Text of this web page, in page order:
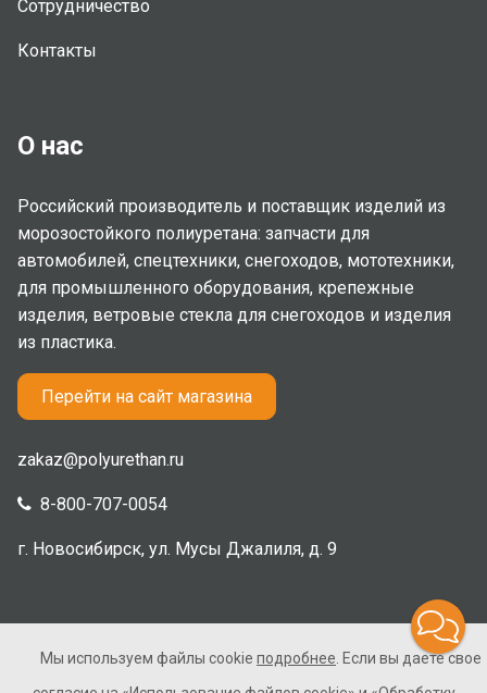
Сотрудничество
Контакты
О нас
Российский производитель и поставщик изделий из
морозостойкого полиуретана: запчасти для
автомобилей, спецтехники, снегоходов, мототехники,
для промышленного оборудования, крепежные
изделия, ветровые стекла для снегоходов и изделия
из пластика.
Перейти на сайт магазина
zakaz@polyurethan.ru
8-800-707-0054
г. Новосибирск, ул. Мусы Джалиля, д. 9
2005-2026 © Полиуретан. Все права защищены. Не
Мы используем файлы cookie подробнее . Если вы даете свое